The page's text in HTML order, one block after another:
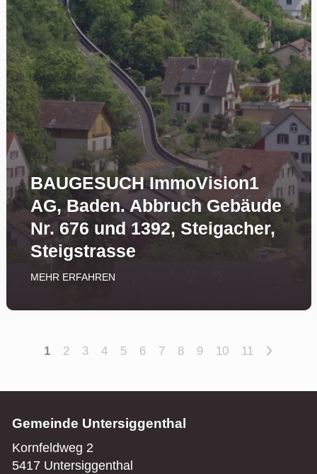
BAUGESUCH ImmoVision1
AG, Baden. Abbruch Gebäude
Nr. 676 und 1392, Steigacher,
Steigstrasse
MEHR ERFAHREN
1 2 3 4 5 6 7 8 9 10 11 >
Gemeinde Untersiggenthal
Kornfeldweg 2
5417 Untersiggenthal